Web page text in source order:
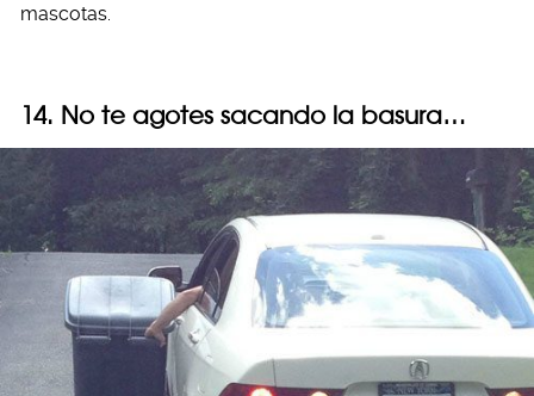
mascotas.
14. No te agotes sacando la basura…